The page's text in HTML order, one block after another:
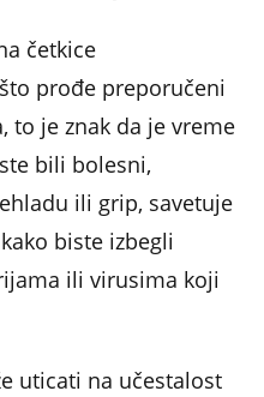
četkice
prođe preporučeni
to je znak da je vreme
bili bolesni,
ili grip, savetuje
biste izbegli
ili virusima koji
uticati na učestalost